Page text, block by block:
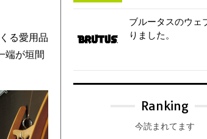
る愛用品
端が垣間
ブルータスのウェ
りました。
Ranking
今読まれてます